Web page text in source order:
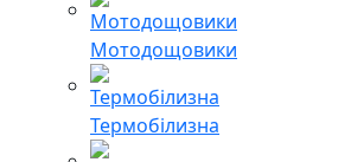
Мотодощовики
Термобілизна